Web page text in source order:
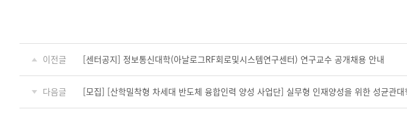
이전글 [센터공지] 정보통신대학(아날로그RF회로및시스템연구센터) 연구교수 공개채용 안내
다음글 [모집] [산학밀착형 차세대 반도체 융합인력 양성 사업단] 실무형 인재양성을 위한 성균관대